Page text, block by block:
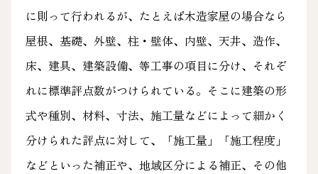
に則って行われるが、たとえば木造家屋の場合なら
屋根、基礎、外壁、柱・壁体、内壁、天井、造作、
床、建具、建築設備、等工事の項目に分け、それぞ
れに標準評点数がつけられている。そこに建築の形
式や種別、材料、寸法、施工量などによって細かく
分けられた評点に対して、「施工量」「施工程度」
などといった補正や、地域区分による補正、その他